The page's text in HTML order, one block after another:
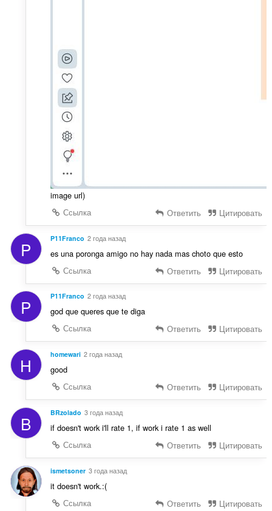
image url)
Ссылка
Ответить Цитировать
P P11Franco 2 года назад
es una poronga amigo no hay nada mas choto que esto
Ссылка
Ответить Цитировать
P P11Franco 2 года назад
god que queres que te diga
Ссылка
Ответить Цитировать
H homewari 2 года назад
good
Ссылка
Ответить Цитировать
B BRzolado 3 года назад
if doesn't work i'll rate 1, if work i rate 1 as well
Ссылка
Ответить Цитировать
ismetsoner 3 года назад
it doesn't work.:(
Ссылка
Ответить Цитировать